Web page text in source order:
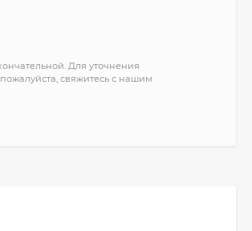
Для уточнения
свяжитесь с нашим